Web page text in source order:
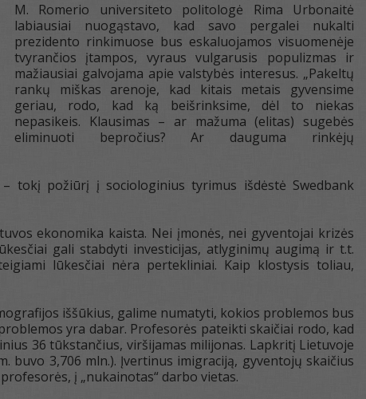
M. Romerio universiteto politologė Rima Urbonaitė
labiausiai nuogąstavo, kad savo pergalei nukalti
prezidento rinkimuose bus eskaluojamos visuomenėje
tvyrančios įtampos, vyraus vulgarusis populizmas ir
mažiausiai galvojama apie valstybės interesus. „Pakeltų
rankų miškas arenoje, kad kitais metais gyvensime
geriau, rodo, kad ką beišrinksime, dėl to niekas
nepasikeis. Klausimas – ar mažuma (elitas) sugebės
eliminuoti bepročius? Ar dauguma rinkėjų
tokį požiūrį į sociologinius tyrimus išdėstė Swedbank
ekonomika kaista. Nei įmonės, nei gyventojai krizės
gali stabdyti investicijas, atlyginimų augimą ir t.t.
lūkesčiai nėra pertekliniai. Kaip klostysis toliau,
iššūkius, galime numatyti, kokios problemos bus
yra dabar. Profesorės pateikti skaičiai rodo, kad
36 tūkstančius, viršijamas milijonas. Lapkritį Lietuvoje
buvo 3,706 mln.). Įvertinus imigraciją, gyventojų skaičius
į „nukainotas“ darbo vietas.